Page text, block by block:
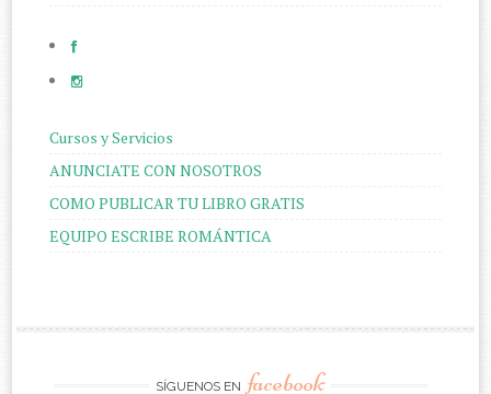
Cursos y Servicios
ANUNCIATE CON NOSOTROS
COMO PUBLICAR TU LIBRO GRATIS
EQUIPO ESCRIBE ROMÁNTICA
SÍGUENOS EN facebook